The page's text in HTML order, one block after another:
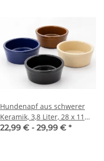
Hundenapf aus schwerer
Keramik, 3,8 Liter, 28 x 11
cm, in verschiedenen
22,99 € - 29,99 € *